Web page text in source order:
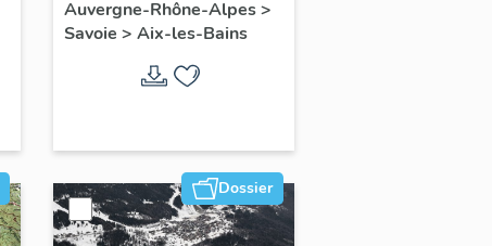
Auvergne-Rhône-Alpes>
Savoie > Aix-les-Bains
Dossier